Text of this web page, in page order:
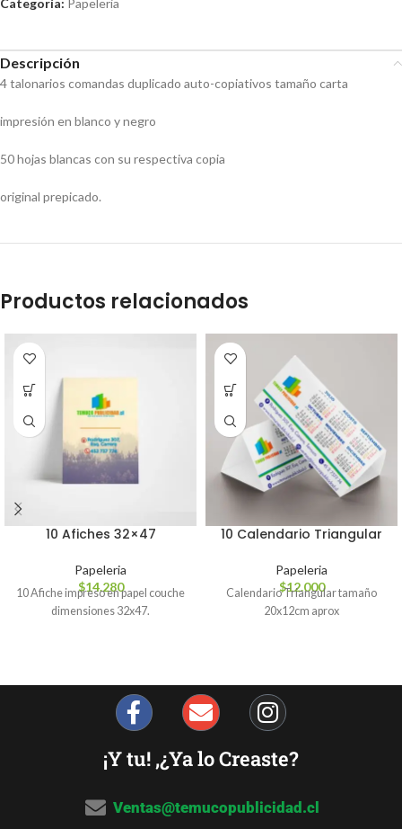
Categoría: Papeleria
Descripción
4 talonarios comandas duplicado auto-copiativos tamaño carta
impresión en blanco y negro
50 hojas blancas con su respectiva copia
original prepicado.
Productos relacionados
10 Afiches 32×47
Papeleria
$14.280
10 Afiche impreso en papel couche
dimensiones 32x47.
10 Calendario Triangular
Papeleria
$12.000
Calendario Triangular tamaño
20x12cm aprox
¡Y tu! ,¿Ya lo Creaste?
Ventas@temucopublicidad.cl